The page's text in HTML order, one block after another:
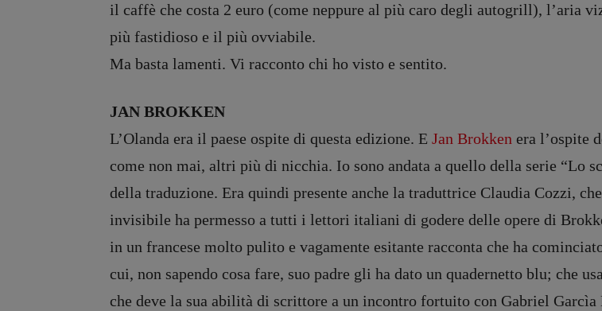
Recensioni
Primo Piano
RUBRICHE
Archeologie del
presente
Fumetti
Libro & Film
Pulp for kids
12 dicembre
Editoria
Intelligenza
Artificiale
Maestri sommersi
Pasolini 1922-2022
REDAZIONE
Costigliola,Anna da Re,
Roberto Derobertis Elio
Valentina Marcoli ,Elisabetta
Michielin,Nicole Spallina,
il caffè che costa 2 euro (come neppure al più caro degli autogrill), l’aria
più fastidioso e il più ovviabile.
Ma basta lamenti. Vi racconto chi ho visto e sentito.
JAN BROKKEN
L’Olanda era il paese ospite di questa edizione. E Jan Brokken era l’ospite
come non mai, altri più di nicchia. Io sono andata a quello della serie
della traduzione. Era quindi presente anche la traduttrice Claudia Cozzi,
invisibile ha permesso a tutti i lettori italiani di godere delle opere di
in un francese molto pulito e vagamente esitante racconta che ha
cui, non sapendo cosa fare, suo padre gli ha dato un quadernetto blu; che
che deve la sua abilità di scrittore a un incontro fortuito con Gabriel